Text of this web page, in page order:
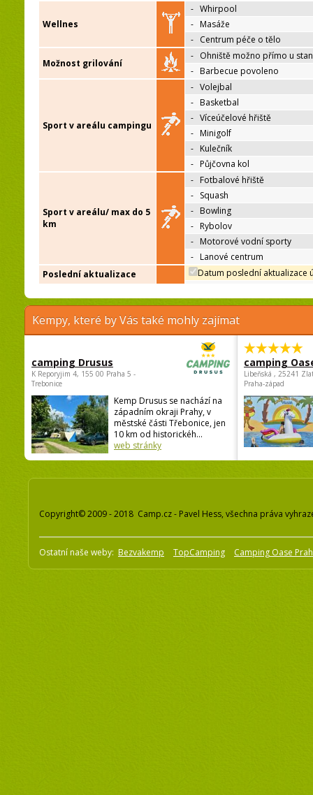
Wellnes
- Whirpool
- Masáže
- Centrum péče o tělo
Možnost grilování
- Ohniště možno přímo u
- Barbecue povoleno
Sport v areálu campingu
- Volejbal
- Basketbal
- Víceúčelové hřiště
- Minigolf
- Kulečník
- Půjčovna kol
Sport v areálu/ max do 5
km
- Fotbalové hřiště
- Squash
- Bowling
- Rybolov
- Motorové vodní sporty
- Lanové centrum
Poslední aktualizace
Datum poslední aktualizace
Kempy, které by Vás také mohly zajímat
camping Drusus
K Reporyjim 4, 155 00 Praha 5 -
Trebonice
Kemp Drusus se nachází na
západním okraji Prahy, v
městské části Třebonice, jen
10 km od historickéh...
web stránky
camping
Libeňská , 25241
Praha-západ
Copyright© 2009 - 2018 Camp.cz - Pavel Hess, všechna práva
Ostatní naše weby: Bezvakemp TopCamping Camping Oase